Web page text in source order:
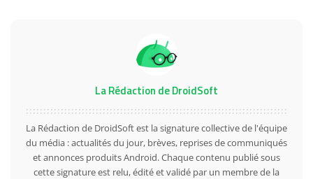
La Rédaction de DroidSoft
La Rédaction de DroidSoft est la signature collective de l'équipe
du média : actualités du jour, brèves, reprises de communiqués
et annonces produits Android. Chaque contenu publié sous
cette signature est relu, édité et validé par un membre de la